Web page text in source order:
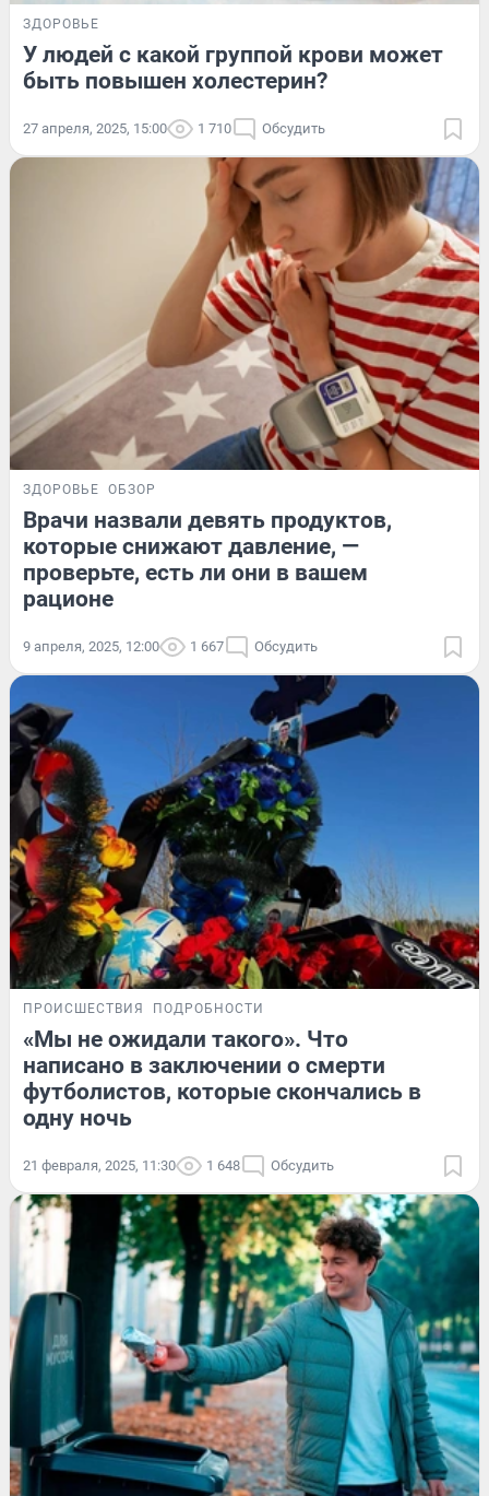
ЗДОРОВЬЕ
У людей с какой группой крови может
быть повышен холестерин?
27 апреля, 2025, 15:00 1 710 Обсудить
ЗДОРОВЬЕ ОБЗОР
Врачи назвали девять продуктов,
которые снижают давление, —
проверьте, есть ли они в вашем
рационе
9 апреля, 2025, 12:00 1 667 Обсудить
ПРОИСШЕСТВИЯ ПОДРОБНОСТИ
«Мы не ожидали такого». Что
написано в заключении о смерти
футболистов, которые скончались в
одну ночь
21 февраля, 2025, 11:30 1 648 Обсудить